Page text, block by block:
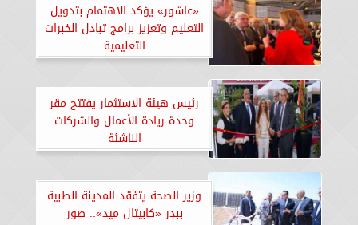
«عاشور» يؤكد الاهتمام بتدويل
التعليم وتعزيز برامج تبادل الخبرات
التعليمية
رئيس هيئة الاستثمار يفتتح مقر
وحدة ريادة الأعمال والشركات
الناشئة
وزير الصحة يتفقد المدينة الطبية
ببدر «كابيتال ميد».. صور